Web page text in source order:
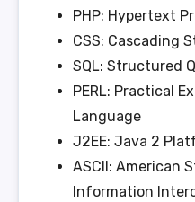
PHP: Hypertext
CSS: Cascading
SQL: Structured
PERL: Practical
Language
J2EE: Java 2
ASCII: American
Information